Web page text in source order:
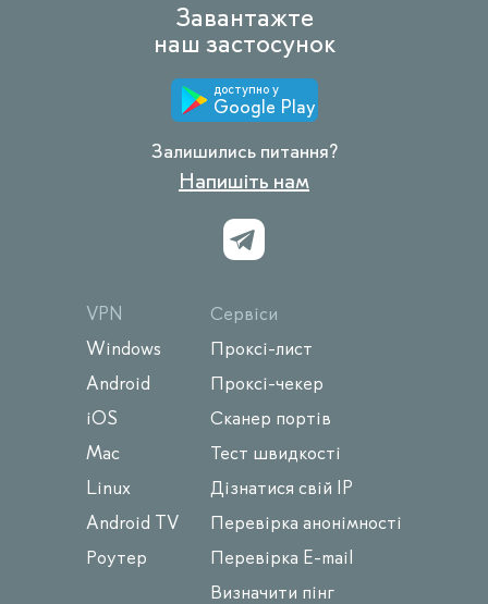
Завантажте
наш застосунок
доступно у
Google Play
Залишились питання?
Напишіть нам
VPN
Windows
Android
iOS
Mac
Linux
Android TV
Роутер
Сервіси
Проксі-лист
Проксі-чекер
Сканер портів
Тест швидкості
Дізнатися свій IP
Перевірка анонімності
Перевірка E-mail
Визначити пінг